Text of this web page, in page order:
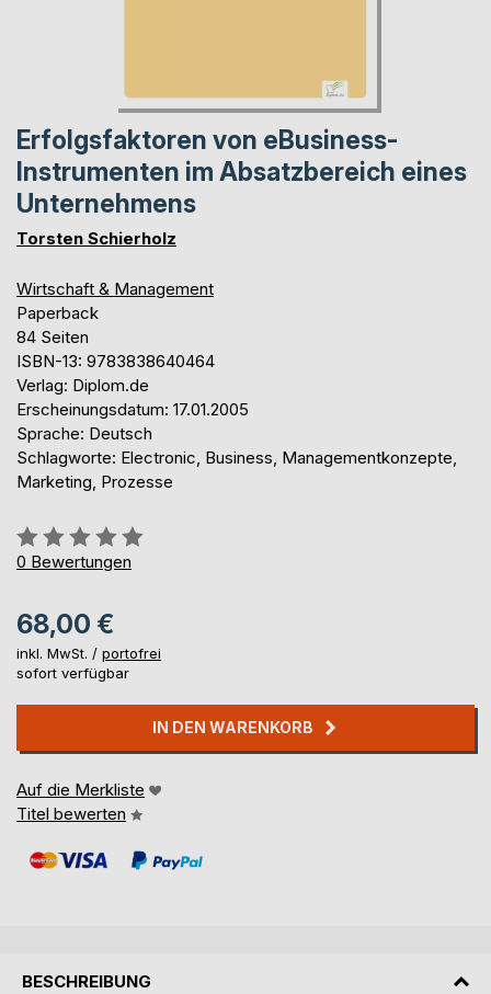
Erfolgsfaktoren von eBusiness-
Instrumenten im Absatzbereich eines
Unternehmens
Torsten Schierholz
Wirtschaft & Management
Paperback
84 Seiten
ISBN-13: 9783838640464
Verlag: Diplom.de
Erscheinungsdatum: 17.01.2005
Sprache: Deutsch
Schlagworte: Electronic, Business, Managementkonzepte,
Marketing, Prozesse
Bewertung::
0%
0 Bewertungen
68,00 €
inkl. MwSt. / portofrei
sofort verfügbar
IN DEN WARENKORB
Auf die Merkliste
Titel bewerten
BESCHREIBUNG